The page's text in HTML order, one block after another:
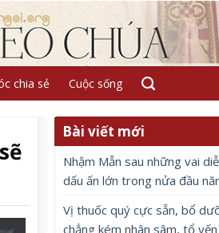
chia sẻ Cuộc sống
Bài viết mới
Nhậm Mẫn sau những vai
dấu ấn lớn trong nửa đầu
Vị thuốc quý cực sẵn, bổ
chẳng kém nhân sâm, tổ yến